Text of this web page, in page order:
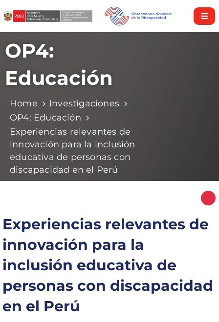
Nosotros
Derechos
Servicios
Investigaciones
Discapacidad
en
cifras
Capacítate
REINDIS
OP4:
Educación
Home
Investigaciones
OP4: Educación
Experiencias relevantes de
innovación para la inclusión
educativa de personas con
discapacidad en el Perú
Experiencias relevantes de
innovación para la
inclusión educativa de
personas con discapacidad
en el Perú